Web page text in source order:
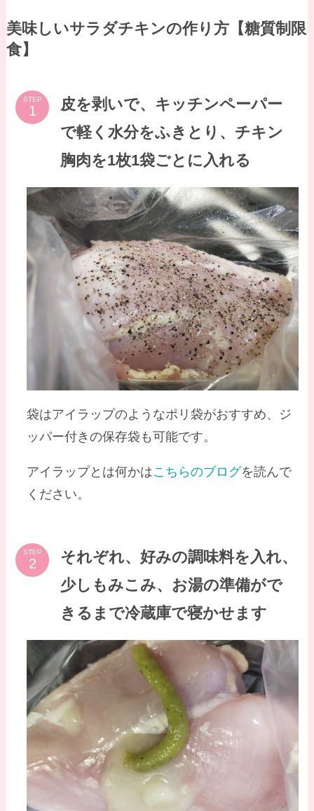
美味しいサラダチキンの作り方【糖質制限
食】
STEP
皮を剥いで、キッチンペーパー
で軽く水分をふきとり、チキン
胸肉を1枚1袋ごとに入れる
袋はアイラップのようなポリ袋がおすすめ、ジ
ッパー付きの保存袋も可能です。
アイラップとは何かはこちらのブログを読んで
ください。
STEP
それぞれ、好みの調味料を入れ、
少しもみこみ、お湯の準備がで
きるまで冷蔵庫で寝かせます